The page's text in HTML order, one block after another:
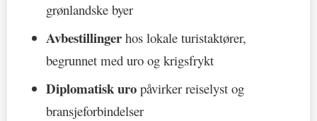
grønlandske byer
Avbestillinger hos lokale turistaktører,
begrunnet med uro og krigsfrykt
Diplomatisk uro påvirker reiselyst og
bransjeforbindelser